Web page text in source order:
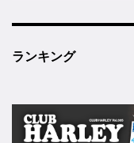
ランキング